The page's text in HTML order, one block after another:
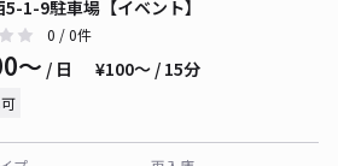
1-9駐車場【イベント】
0 / 0件
〜 / 日 ¥100〜 / 15分